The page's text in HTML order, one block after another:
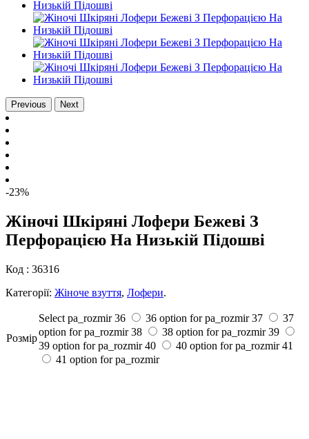
Previous Next
-23%
Жіночі Шкіряні Лофери Бежеві З
Перфорацією На Низькій Підошві
Код : 36316
Категорії: Жіноче взуття, Лофери.
Розмiр
Select pa_rozmir 36 36 option for pa_rozmir 37
37
option for pa_rozmir 38 38 option for pa_rozmir 39
39 option for pa_rozmir 40 40 option for pa_rozmir 41
41 option for pa_rozmir